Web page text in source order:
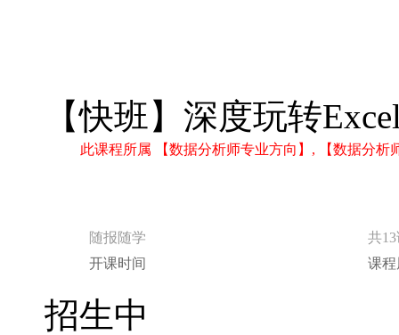
【快班】深度玩转
此课程所属 【数据分析师专业方向】, 【数据分
随报随学
共
开课时间
课
招生中